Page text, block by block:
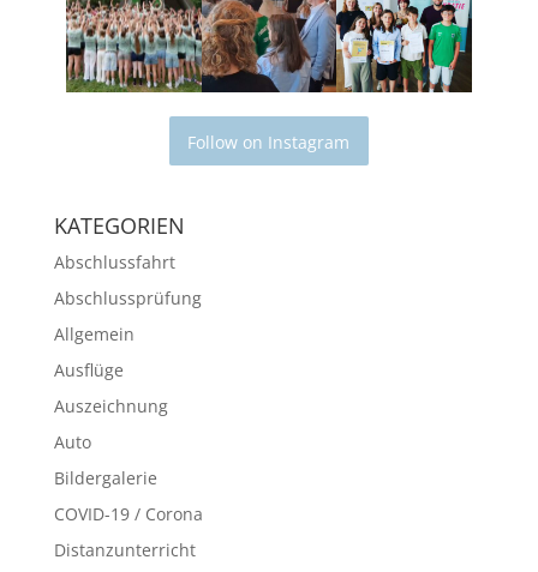
Follow on Instagram
KATEGORIEN
Abschlussfahrt
Abschlussprüfung
Allgemein
Ausflüge
Auszeichnung
Auto
Bildergalerie
COVID-19 / Corona
Distanzunterricht